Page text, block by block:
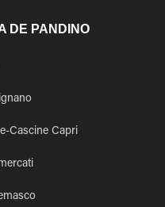
DE PANDINO
Cascine Capri